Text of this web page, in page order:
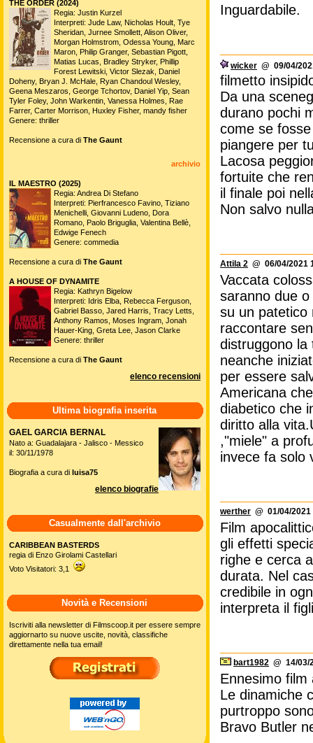
Inguardabile.
wicker @ 09/04/
filmetto
Da una
durano pochi
come se
piangere per
Lacosa
fortuite che
il finale poi
Non salvo
Attila 2 @ 06/04/2021
Vaccata
saranno due
su un patetico
raccontare
distruggono la
neanche
per essere
Americana
diabetico che
diritto alla
,"miele" a
invece fa solo
werther @ 01/04/
Film
gli effetti
righe e cerca
durata. Nel
credibile in
interpreta il
bart1982 @ 14/03/
Ennesimo film
Le dinamiche
purtroppo
Bravo Butler
THE ORDER (2024)
Regia: Justin Kurzel
Interpreti: Jude Law, Nicholas Hoult, Tye
Sheridan, Jurnee Smollett, Alison Oliver,
Morgan Holmstrom, Odessa Young, Marc
Maron, Philip Granger, Sebastian Pigott,
Matias Lucas, Bradley Stryker, Phillip
Forest Lewitski, Victor Slezak, Daniel
Doheny, Bryan J. McHale, Ryan Chandoul Wesley,
Geena Meszaros, George Tchortov, Daniel Yip, Sean
Tyler Foley, John Warkentin, Vanessa Holmes, Rae
Farrer, Carter Morrison, Huxley Fisher, mandy fisher
Genere: thriller
Recensione a cura di The Gaunt
archivio
IL MAESTRO (2025)
Regia: Andrea Di Stefano
Interpreti: Pierfrancesco Favino, Tiziano
Menichelli, Giovanni Ludeno, Dora
Romano, Paolo Briguglia, Valentina Bellè,
Edwige Fenech
Genere: commedia
Recensione a cura di The Gaunt
A HOUSE OF DYNAMITE
Regia: Kathryn Bigelow
Interpreti: Idris Elba, Rebecca Ferguson,
Gabriel Basso, Jared Harris, Tracy Letts,
Anthony Ramos, Moses Ingram, Jonah
Hauer-King, Greta Lee, Jason Clarke
Genere: thriller
Recensione a cura di The Gaunt
elenco recensioni
Ultima biografia inserita
GAEL GARCIA BERNAL
Nato a: Guadalajara - Jalisco - Messico
il: 30/11/1978
Biografia a cura di luisa75
elenco biografie
Casualmente dall'archivio
CARIBBEAN BASTERDS
regia di Enzo Girolami Castellari
Voto Visitatori: 3,1
Novità e Recensioni
Iscriviti alla newsletter di Filmscoop.it per essere sempre
aggiornarto su nuove uscite, novità, classifiche
direttamente nella tua email!